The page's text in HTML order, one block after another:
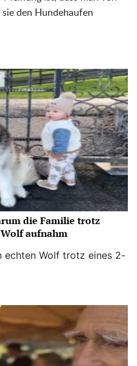
den Hundehaufen
die Familie trotz
aufnahm
echten Wolf trotz eines 2-